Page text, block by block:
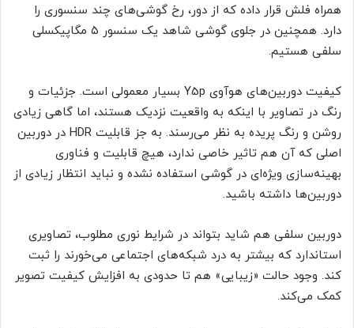
همراه فلش قرار داده که از دور، رخ گوشی‌های چند سنسوری را
دارد. همچنین در جلوی گوشی شاهد یک سنسور ۵ مگاپیکسلی
سلفی هستیم.
کیفیت دوربین‌های هوآوی Y5p بسیار معمولی است. جزئیات و
رنگ در تصاویر با اینکه به واقعیت نزدیک هستند، اما گاهی زیادی
روشن و رنگ پریده به نظر می‌رسند. به جز قابلیت HDR در دوربین
اصلی که آن هم تاثیر خاصی ندارد، هیچ قابلیت و فناوری
بهینه‌سازی ویژه‌ای در گوشی استفاده نشده و نباید انتظار زیادی از
دوربین‌ها داشته باشید.
دوربین سلفی هم شاید بتواند در شرایط نوری مطلوب، تصاویری
استاندارد که بیشتر به درد شبکه‌های اجتماعی می‌خورند را ثبت
کند. وجود حالت «زیبایی» هم تا حدودی به افزایش کیفیت تصویر
کمک می‌کند.